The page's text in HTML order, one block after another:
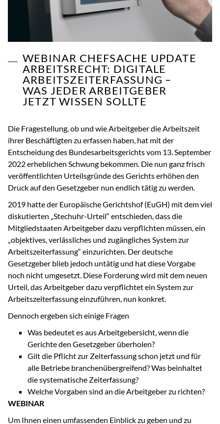
WEBINAR CHEFSACHE UPDATE
ARBEITSRECHT: DIGITALE
ARBEITSZEITERFASSUNG –
WAS JEDER ARBEITGEBER
JETZT WISSEN SOLLTE
Die Fragestellung, ob und wie Arbeitgeber die Arbeitszeit
ihrer Beschäftigten zu erfassen haben, hat mit der
Entscheidung des Bundesarbeitsgerichts vom 13. September
2022 erheblichen Schwung bekommen. Die nun ganz frisch
veröffentlichten Urteilsgründe des Gerichts erhöhen den
Druck auf den Gesetzgeber nun endlich tätig zu werden.
2019 hatte der Europäische Gerichtshof (EuGH) mit dem viel
diskutierten „Stechuhr-Urteil“ entschieden, dass die
Mitgliedstaaten Arbeitgeber dazu verpflichten müssen, ein
„objektives, verlässliches und zugängliches System zur
Arbeitszeiterfassung“ einzurichten. Der deutsche
Gesetzgeber blieb jedoch untätig und hat diese Vorgabe
noch nicht umgesetzt. Diese Forderung wird mit dem neuen
Urteil, das Arbeitgeber dazu verpflichtet ein System zur
Arbeitszeiterfassung einzuführen, nun konkret.
Dennoch ergeben sich einige Fragen
Was bedeutet es aus Arbeitgebersicht, wenn die
Gerichte den Gesetzgeber überholen?
Gilt die Pflicht zur Zeiterfassung schon jetzt und für
alle Betriebe branchenübergreifend? Was beinhaltet
die systematische Zeiterfassung?
Welche Vorgaben sind an die Arbeitgeber zu richten?
WEBINAR
Um Ihnen einen umfassenden Einblick zu geben und zu